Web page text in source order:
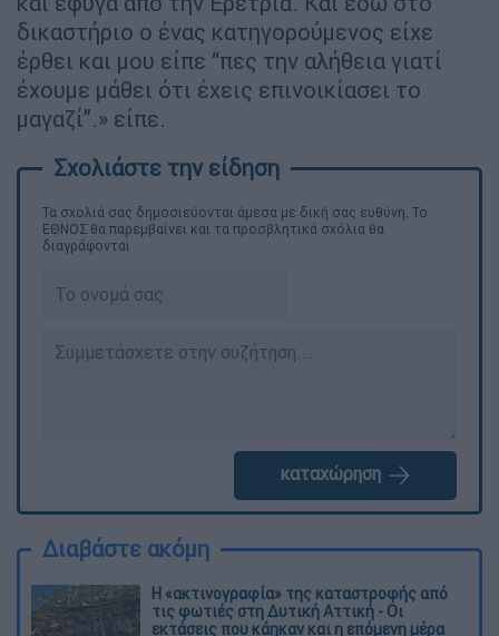
δικαστήριο ο ένας κατηγορούμενος είχε
έρθει και μου είπε “πες την αλήθεια γιατί
έχουμε μάθει ότι έχεις επινοικίασει το
μαγαζί”.» είπε.
Τα σχολιά σας δημοσιεύονται άμεσα με δική σας ευθύνη. Το
ΕΘΝΟΣ θα παρεμβαίνει και τα προσβλητικά σχόλια θα
διαγράφονται
καταχώρηση
Διαβάστε ακόμη
Η «ακτινογραφία» της καταστροφής από
τις φωτιές στη Δυτική Αττική - Οι
εκτάσεις που κάηκαν και η επόμενη μέρα